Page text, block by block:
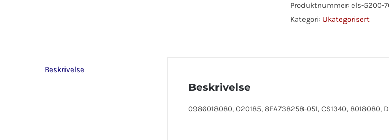
antall
Produktnummer: els-5200-
Kategori: Ukategorisert
Beskrivelse
Beskrivelse
0986018080, 020185, 8EA738258-051, CS1340, 8018080,